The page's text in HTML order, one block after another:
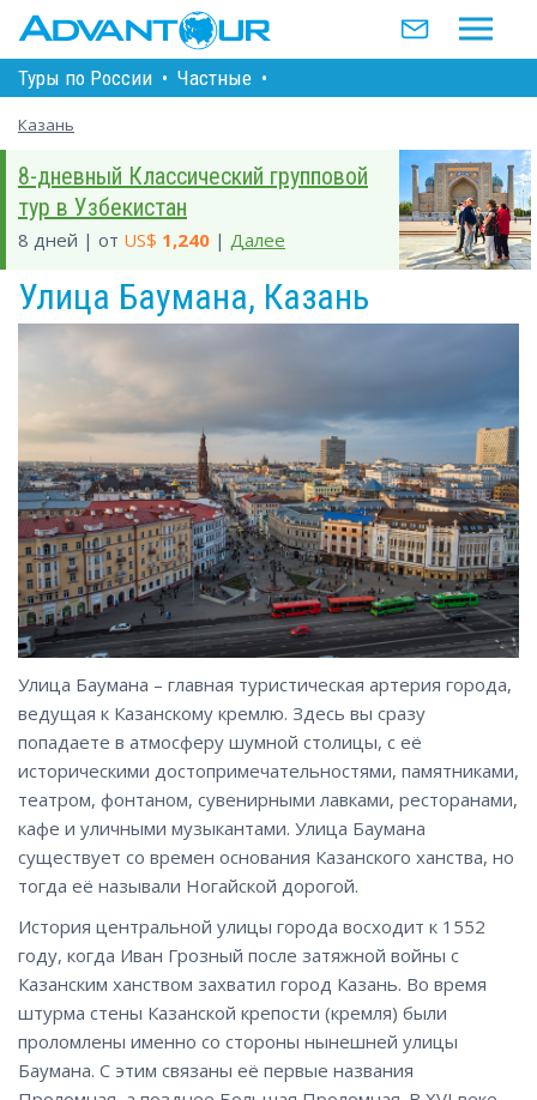
Туры по Росcии • Частные •
Казань
8-дневный Классический групповой
тур в Узбекистан
8 дней | от US$ 1,240 | Далее
Улица Баумана, Казань
Улица Баумана – главная туристическая артерия города,
ведущая к Казанскому кремлю. Здесь вы сразу
попадаете в атмосферу шумной столицы, с её
историческими достопримечательностями, памятниками,
театром, фонтаном, сувенирными лавками, ресторанами,
кафе и уличными музыкантами. Улица Баумана
существует со времен основания Казанского ханства, но
тогда её называли Ногайской дорогой.
История центральной улицы города восходит к 1552
году, когда Иван Грозный после затяжной войны с
Казанским ханством захватил город Казань. Во время
штурма стены Казанской крепости (кремля) были
проломлены именно со стороны нынешней улицы
Баумана. С этим связаны её первые названия